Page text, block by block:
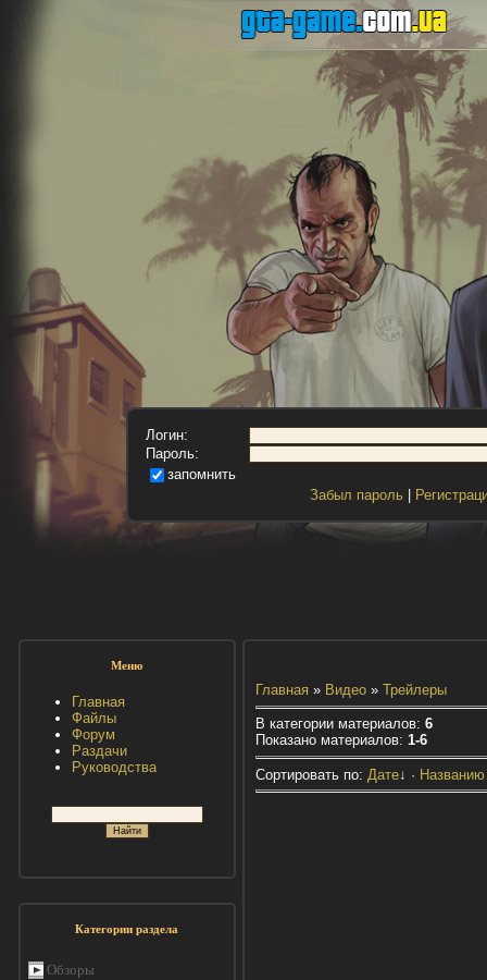
Логин:
Пароль:
запомнить
Забыл пароль|
Меню
Главная
Файлы
Форум
Раздачи
Руководства
Категории раздела
Обзоры
Главная» Видео» Трейлеры
В категории материалов: 6
Показано материалов: 1-6
Сортировать по: Дате↓ · Названию